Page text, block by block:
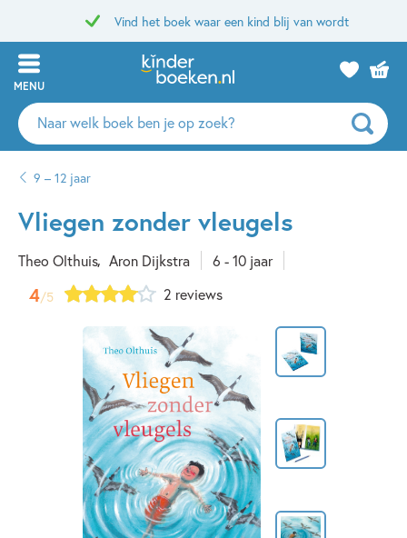
Vind het boek waar een kind blij van wordt
MENU
Zoeken
naar
auteurs
uitgevers
9 – 12 jaar
Vliegen zonder vleugels
Theo Olthuis Aron Dijkstra 6 - 10 jaar
4/5 2 reviews